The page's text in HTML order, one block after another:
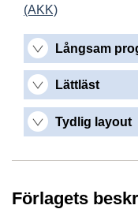
(AKK)
Långsam
Lättläst
Tydlig layout
Förlagets